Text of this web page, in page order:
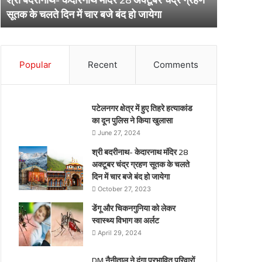
सूतक
के
चलते
सूतक के चलते दिन में चार बजे बंद हो जायेगा
Popular Recent Comments
पटेलनगर क्षेत्र में हुए तिहरे हत्याकांड
का दून पुलिस ने किया खुलासा
June 27, 2024
श्री बदरीनाथ- केदारनाथ मंदिर 28
अक्टूबर चंद्र ग्रहण सूतक के चलते
दिन में चार बजे बंद हो जायेगा
October 27, 2023
डेंगू और चिकनगुनिया को लेकर
स्वास्थ्य विभाग का अर्लट
April 29, 2024